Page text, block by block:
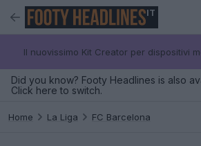
IT
Il nuovissimo Kit Creator per dispositivi
Did you know? Footy Headlines is also
Click here to switch.
Home La Liga FC Barcelona